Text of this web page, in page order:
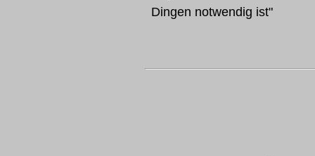
Dingen notwendig ist"